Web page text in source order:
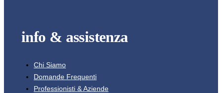
info & assistenza
Chi Siamo
Domande Frequenti
Professionisti & Aziende